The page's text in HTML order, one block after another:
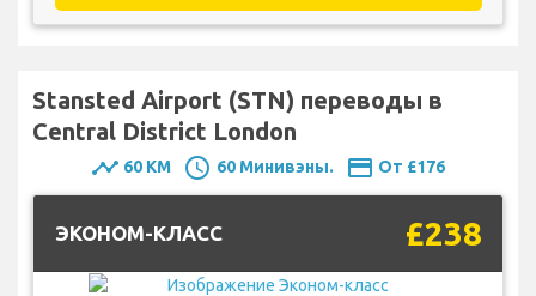
Stansted Airport (STN) переводы в
Central District London
timeline 60 KM schedule 60 Минивэны. payment От £176
ЭКОНОМ-КЛАСС £238